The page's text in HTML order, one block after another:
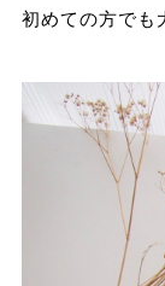
初めての方で